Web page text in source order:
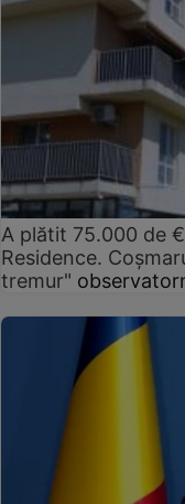
A plătit 75.000 de
Residence.
tremur"